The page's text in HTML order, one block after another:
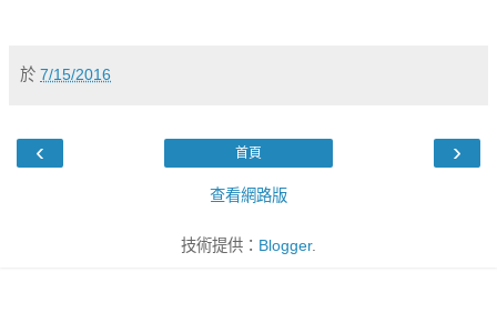
於 7/15/2016
‹ ›
首頁
查看網路版
技術提供： Blogger.